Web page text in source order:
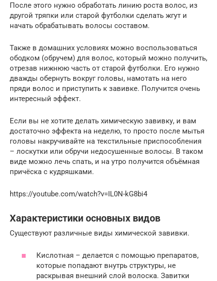
После этого нужно обработать линию роста волос, из
другой тряпки или старой футболки сделать жгут и
начать обрабатывать волосы составом.
Также в домашних условиях можно воспользоваться
ободком (обручем) для волос, который можно получить,
отрезав нижнюю часть от старой футболки. Его нужно
дважды обернуть вокруг головы, намотать на него
пряди волос и приступить к завивке. Получится очень
интересный эффект.
Если вы не хотите делать химическую завивку, и вам
достаточно эффекта на неделю, то просто после мытья
головы накручивайте на текстильные приспособления
– лоскутки или обручи недосушенные волосы. В таком
виде можно лечь спать, и на утро получится объёмная
причёска с кудряшками.
https://youtube.com/watch?v=IL0N-kG8bi4
Характеристики основных видов
Существуют различные виды химической завивки.
Кислотная – делается с помощью препаратов,
которые попадают внутрь структуры, не
раскрывая внешний слой волоска. Завитки